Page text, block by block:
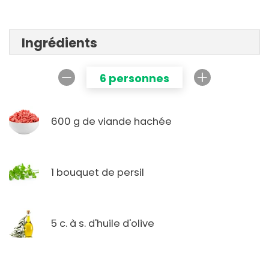
Ingrédients
6 personnes
600 g de viande hachée
1 bouquet de persil
5 c. à s. d'huile d'olive